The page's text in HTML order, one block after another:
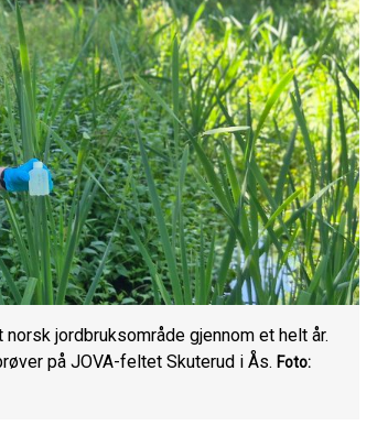
jordbruksområde gjennom et helt år.
på JOVA-feltet Skuterud i Ås. Foto: